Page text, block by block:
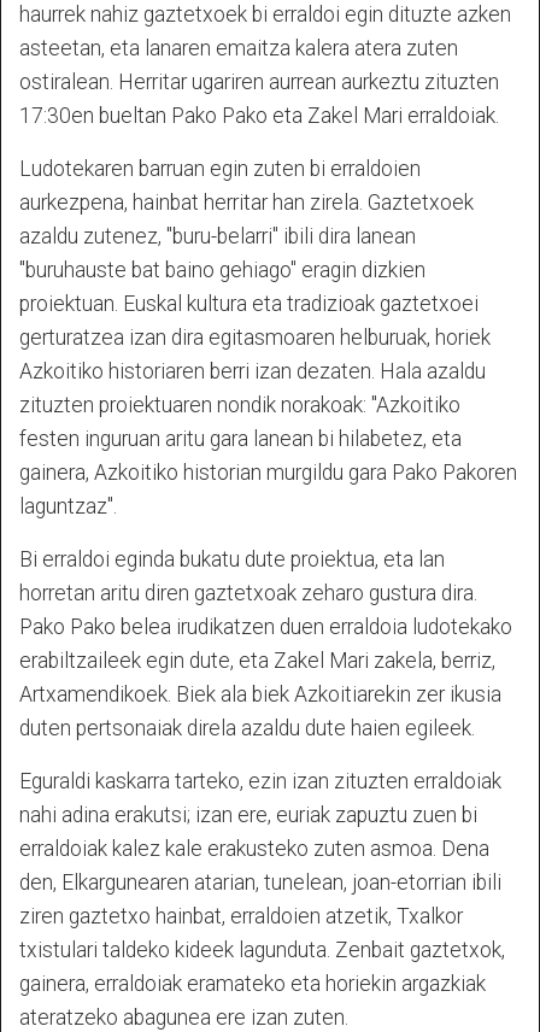
haurrek nahiz gaztetxoek bi erraldoi egin dituzte azken
asteetan, eta lanaren emaitza kalera atera zuten
ostiralean. Herritar ugariren aurrean aurkeztu zituzten
17:30en bueltan Pako Pako eta Zakel Mari erraldoiak.
Ludotekaren barruan egin zuten bi erraldoien
aurkezpena, hainbat herritar han zirela. Gaztetxoek
azaldu zutenez, "buru-belarri" ibili dira lanean
"buruhauste bat baino gehiago" eragin dizkien
proiektuan. Euskal kultura eta tradizioak gaztetxoei
gerturatzea izan dira egitasmoaren helburuak, horiek
Azkoitiko historiaren berri izan dezaten. Hala azaldu
zituzten proiektuaren nondik norakoak: "Azkoitiko
festen inguruan aritu gara lanean bi hilabetez, eta
gainera, Azkoitiko historian murgildu gara Pako Pakoren
laguntzaz".
Bi erraldoi eginda bukatu dute proiektua, eta lan
horretan aritu diren gaztetxoak zeharo gustura dira.
Pako Pako belea irudikatzen duen erraldoia ludotekako
erabiltzaileek egin dute, eta Zakel Mari zakela, berriz,
Artxamendikoek. Biek ala biek Azkoitiarekin zer ikusia
duten pertsonaiak direla azaldu dute haien egileek.
Eguraldi kaskarra tarteko, ezin izan zituzten erraldoiak
nahi adina erakutsi; izan ere, euriak zapuztu zuen bi
erraldoiak kalez kale erakusteko zuten asmoa. Dena
den, Elkargunearen atarian, tunelean, joan-etorrian ibili
ziren gaztetxo hainbat, erraldoien atzetik, Txalkor
txistulari taldeko kideek lagunduta. Zenbait gaztetxok,
gainera, erraldoiak eramateko eta horiekin argazkiak
ateratzeko abagunea ere izan zuten.